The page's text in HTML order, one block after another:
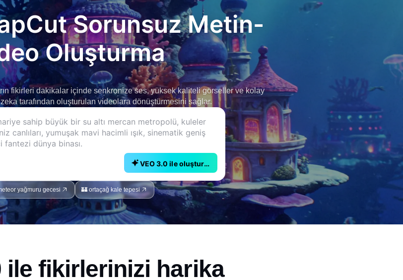
Sorunsuz Metin-
Oluşturma
fikirleri dakikalar içinde senkronize ses, yüksek kaliteli görseller ve kolay
tarafından oluşturulan videolara dönüştürmesini sağlar.
VEO 3.0 ile oluşturun
yağmuru gecesi 🏰 ortaçağ kale tepesi
ile fikirlerinizi harika